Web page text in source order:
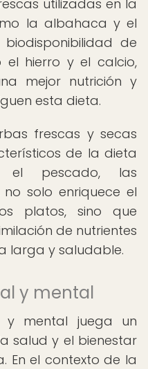
utilizadas en la
la albahaca y el
de
el hierro y el calcio,
mejor nutrición y
esta dieta.
frescas y secas
de la dieta
el pescado, las
solo enriquece el
platos, sino que
de nutrientes
larga y saludable.
y mental
y mental juega un
salud y el bienestar
En el contexto de la